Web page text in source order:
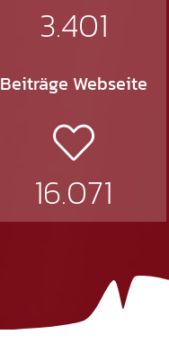
3.401
Beiträge Webseite
16.071